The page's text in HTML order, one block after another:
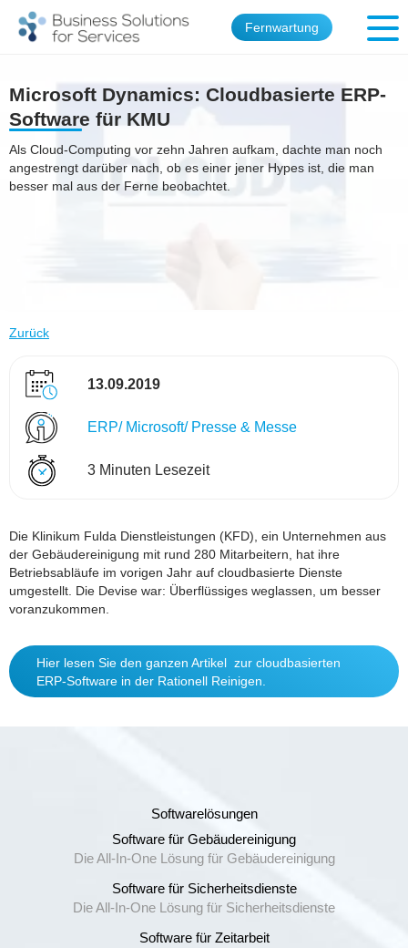
Fernwartung
Microsoft Dynamics: Cloudbasierte ERP-
Software für KMU
Als Cloud-Computing vor zehn Jahren aufkam, dachte man noch
angestrengt darüber nach, ob es einer jener Hypes ist, die man
besser mal aus der Ferne beobachtet.
Zurück
13.09.2019
ERP/ Microsoft/ Presse & Messe
3 Minuten Lesezeit
Die Klinikum Fulda Dienstleistungen (KFD), ein Unternehmen aus
der Gebäudereinigung mit rund 280 Mitarbeitern, hat ihre
Betriebsabläufe im vorigen Jahr auf cloudbasierte Dienste
umgestellt. Die Devise war: Überflüssiges weglassen, um besser
voranzukommen.
Hier lesen Sie den ganzen Artikel zur cloudbasierten
ERP-Software in der Rationell Reinigen.
Softwarelösungen
Software für Gebäudereinigung
Die All-In-One Lösung für Gebäudereinigung
Software für Sicherheitsdienste
Die All-In-One Lösung für Sicherheitsdienste
Software für Zeitarbeit